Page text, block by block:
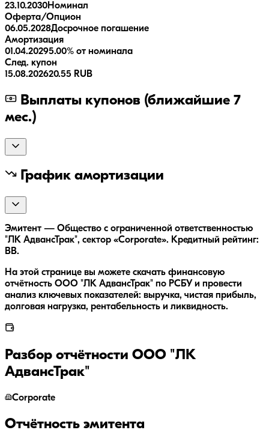
23.10.2030Номинал
Оферта/Опцион
06.05.2028Досрочное погашение
Амортизация
01.04.20295.00% от номинала
След. купон
15.08.202620.55 RUB
Выплаты купонов (ближайшие 7
мес.)
График амортизации
Эмитент — Общество с ограниченной ответственностью
"ЛК АдвансТрак", сектор «Corporate». Кредитный рейтинг:
BB.
На этой странице вы можете скачать финансовую
отчётность ООО "ЛК АдвансТрак" по РСБУ и провести
анализ ключевых показателей: выручка, чистая прибыль,
долговая нагрузка, рентабельность и ликвидность.
Разбор отчётности ООО "ЛК
АдвансТрак"
Corporate
Отчётность эмитента